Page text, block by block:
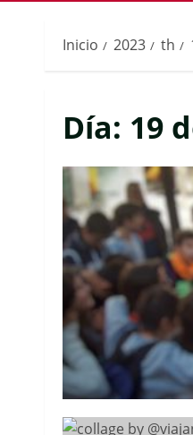
Inicio 2023 th
Día: 19